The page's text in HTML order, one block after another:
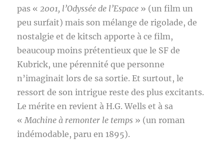
pas «2001, l’Odyssée de l’Espace » (un film un
peu surfait) mais son mélange de rigolade, de
nostalgie et de kitsch apporte à ce film,
beaucoup moins prétentieux que le SF de
Kubrick, une pérennité que personne
n’imaginait lors de sa sortie. Et surtout, le
ressort de son intrigue reste des plus excitants.
Le mérite en revient à H.G. Wells et à sa
«Machine à remonter le temps » (un roman
indémodable, paru en 1895).